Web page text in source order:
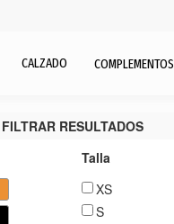
CALZADO COMPLEMENTOS
FILTRAR RESULTADOS
Talla
XS
S